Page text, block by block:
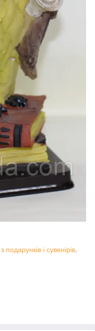
з подарунків і сувенірів.